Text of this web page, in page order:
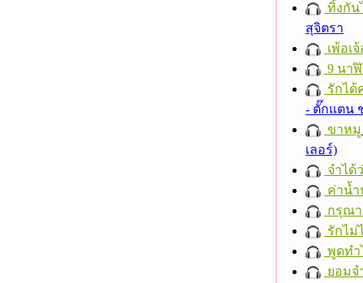
ทิ้งกัน
สุจิตรา
เพ้อเ
9 นา
รักได้
- ตั๊กแตน
ขาหมู
เลอร์)
จำได้
ค่าน้
กรุณา
รักไม่
พูดทำ
ยอม